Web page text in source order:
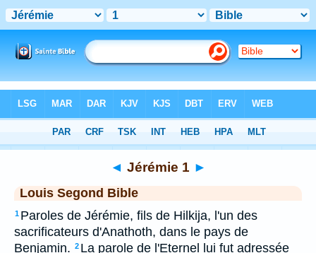
> Jérémie 1
◄ Jérémie 1 ►
Louis Segond Bible
1 Paroles de Jérémie, fils de Hilkija, l'un des
sacrificateurs d'Anathoth, dans le pays de
Benjamin. 2 La parole de l'Eternel lui fut adressée